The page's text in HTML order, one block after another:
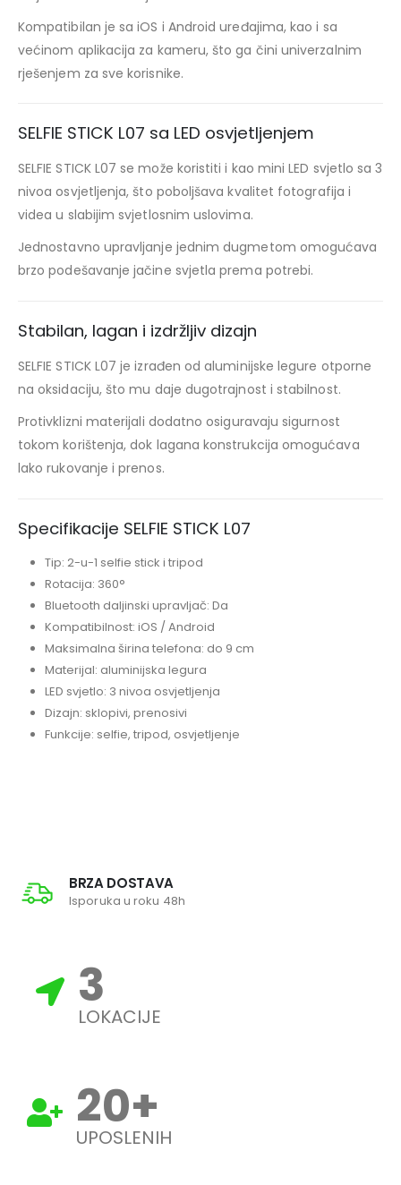
Kompatibilan je sa iOS i Android uređajima, kao i sa
većinom aplikacija za kameru, što ga čini univerzalnim
rješenjem za sve korisnike.
SELFIE STICK L07 sa LED osvjetljenjem
SELFIE STICK L07 se može koristiti i kao mini LED svjetlo sa 3
nivoa osvjetljenja, što poboljšava kvalitet fotografija i
videa u slabijim svjetlosnim uslovima.
Jednostavno upravljanje jednim dugmetom omogućava
brzo podešavanje jačine svjetla prema potrebi.
Stabilan, lagan i izdržljiv dizajn
SELFIE STICK L07 je izrađen od aluminijske legure otporne
na oksidaciju, što mu daje dugotrajnost i stabilnost.
Protivklizni materijali dodatno osiguravaju sigurnost
tokom korištenja, dok lagana konstrukcija omogućava
lako rukovanje i prenos.
Specifikacije SELFIE STICK L07
Tip: 2-u-1 selfie stick i tripod
Rotacija: 360°
Bluetooth daljinski upravljač: Da
Kompatibilnost: iOS / Android
Maksimalna širina telefona: do 9 cm
Materijal: aluminijska legura
LED svjetlo: 3 nivoa osvjetljenja
Dizajn: sklopivi, prenosivi
Funkcije: selfie, tripod, osvjetljenje
BRZA DOSTAVA
Isporuka u roku 48h
3
LOKACIJE
20+
UPOSLENIH